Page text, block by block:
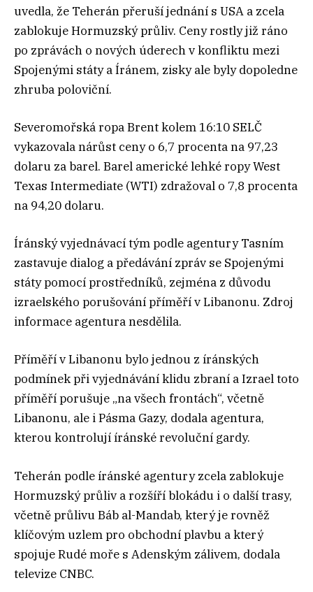
uvedla, že Teherán přeruší jednání s USA a zcela
zablokuje Hormuzský průliv. Ceny rostly již ráno
po zprávách o nových úderech v konfliktu mezi
Spojenými státy a Íránem, zisky ale byly dopoledne
zhruba poloviční.
Severomořská ropa Brent kolem 16:10 SELČ
vykazovala nárůst ceny o 6,7 procenta na 97,23
dolaru za barel. Barel americké lehké ropy West
Texas Intermediate (WTI) zdražoval o 7,8 procenta
na 94,20 dolaru.
Íránský vyjednávací tým podle agentury Tasním
zastavuje dialog a předávání zpráv se Spojenými
státy pomocí prostředníků, zejména z důvodu
izraelského porušování příměří v Libanonu. Zdroj
informace agentura nesdělila.
Příměří v Libanonu bylo jednou z íránských
podmínek při vyjednávání klidu zbraní a Izrael toto
příměří porušuje „na všech frontách“, včetně
Libanonu, ale i Pásma Gazy, dodala agentura,
kterou kontrolují íránské revoluční gardy.
Teherán podle íránské agentury zcela zablokuje
Hormuzský průliv a rozšíří blokádu i o další trasy,
včetně průlivu Báb al-Mandab, který je rovněž
klíčovým uzlem pro obchodní plavbu a který
spojuje Rudé moře s Adenským zálivem, dodala
televize CNBC.